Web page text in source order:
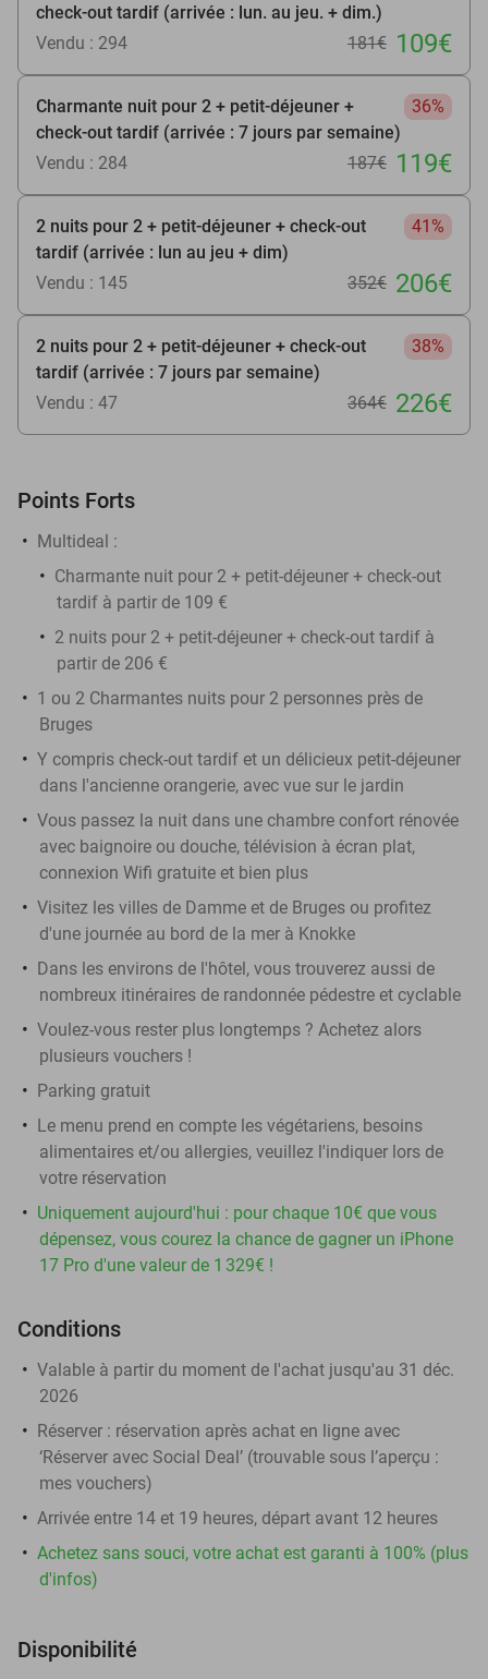
check-out tardif (arrivée : lun. au jeu. + dim.)
Vendu : 294 181€ 109€
Charmante nuit pour 2 + petit-déjeuner +
check-out tardif (arrivée : 7 jours par semaine)
36%
Vendu : 284 187€ 119€
2 nuits pour 2 + petit-déjeuner + check-out
tardif (arrivée : lun au jeu + dim)
41%
Vendu : 145 352€ 206€
2 nuits pour 2 + petit-déjeuner + check-out
tardif (arrivée : 7 jours par semaine)
38%
Vendu : 47 364€ 226€
Points Forts
Multideal :
Charmante nuit pour 2 + petit-déjeuner + check-out
tardif à partir de 109 €
2 nuits pour 2 + petit-déjeuner + check-out tardif à
partir de 206 €
1 ou 2 Charmantes nuits pour 2 personnes près de
Bruges
Y compris check-out tardif et un délicieux petit-déjeuner
dans l'ancienne orangerie, avec vue sur le jardin
Vous passez la nuit dans une chambre confort rénovée
avec baignoire ou douche, télévision à écran plat,
connexion Wifi gratuite et bien plus
Visitez les villes de Damme et de Bruges ou profitez
d'une journée au bord de la mer à Knokke
Dans les environs de l'hôtel, vous trouverez aussi de
nombreux itinéraires de randonnée pédestre et cyclable
Voulez-vous rester plus longtemps ? Achetez alors
plusieurs vouchers !
Parking gratuit
Le menu prend en compte les végétariens, besoins
alimentaires et/ou allergies, veuillez l'indiquer lors de
votre réservation
Uniquement aujourd'hui : pour chaque 10€ que vous
dépensez, vous courez la chance de gagner un iPhone
17 Pro d'une valeur de 1 329€ !
Conditions
Valable à partir du moment de l'achat jusqu'au 31 déc.
2026
Réserver : réservation après achat en ligne avec
‘Réserver avec Social Deal’ (trouvable sous l’aperçu :
mes vouchers)
Arrivée entre 14 et 19 heures, départ avant 12 heures
Achetez sans souci, votre achat est garanti à 100% (plus
d'infos)
Disponibilité